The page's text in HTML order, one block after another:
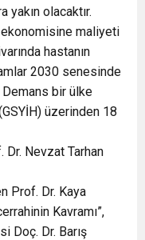
olacaktır.
maliyeti
hastanın
2030 senesinde
bir ülke
üzerinden 18
Nevzat Tarhan
Prof. Dr. Kaya
Kavramı”,
Doç. Dr. Barış